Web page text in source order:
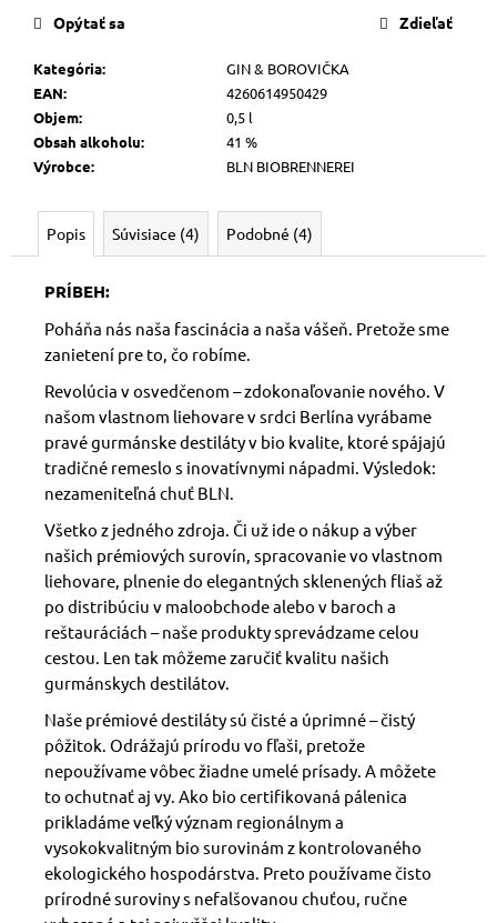
Kategória:
GIN & BOROVIČKA
EAN:
4260614950429
Objem:
0,5 l
Obsah alkoholu:
41 %
Výrobce: BLN BIOBRENNEREI
Opýtať sa Zdieľať
Popis Súvisiace (4) Podobné (4)
PRÍBEH:
Poháňa nás naša fascinácia a naša vášeň. Pretože sme
zanietení pre to, čo robíme.
Revolúcia v osvedčenom – zdokonaľovanie nového. V
našom vlastnom liehovare v srdci Berlína vyrábame
pravé gurmánske destiláty v bio kvalite, ktoré spájajú
tradičné remeslo s inovatívnymi nápadmi. Výsledok:
nezameniteľná chuť BLN.
Všetko z jedného zdroja. Či už ide o nákup a výber
našich prémiových surovín, spracovanie vo vlastnom
liehovare, plnenie do elegantných sklenených fliaš až
po distribúciu v maloobchode alebo v baroch a
reštauráciách –naše produkty sprevádzame celou
cestou. Len tak môžeme zaručiť kvalitu našich
gurmánskych destilátov.
Naše prémiové destiláty sú čisté a úprimné – čistý
pôžitok. Odrážajú prírodu vo fľaši, pretože
nepoužívame vôbec žiadne umelé prísady. A môžete
to ochutnať aj vy. Ako bio certifikovaná pálenica
prikladáme veľký význam regionálnym a
vysokokvalitným bio surovinám z kontrolovaného
ekologického hospodárstva. Preto používame čisto
prírodné suroviny s nefalšovanou chuťou, ručne